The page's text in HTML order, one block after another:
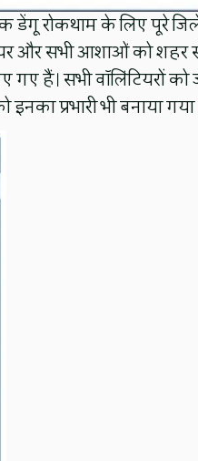
डेंगू रोकथाम के लिए पूरे
और सभी आशाओं को
गए हैं। सभी वॉलिंटियरों
प्रभारी भी बनाया गया